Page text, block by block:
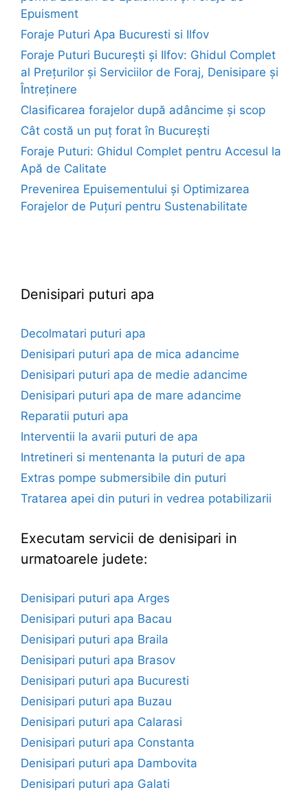
Epuisment
Foraje Puturi Apa Bucuresti si Ilfov
Foraje Puturi București și Ilfov: Ghidul Complet
al Prețurilor și Serviciilor de Foraj, Denisipare și
Întreținere
Clasificarea forajelor după adâncime și scop
Cât costă un puț forat în București
Foraje Puturi: Ghidul Complet pentru Accesul la
Apă de Calitate
Prevenirea Epuisementului și Optimizarea
Forajelor de Puțuri pentru Sustenabilitate
Denisipari puturi apa
Decolmatari puturi apa
Denisipari puturi apa de mica adancime
Denisipari puturi apa de medie adancime
Denisipari puturi apa de mare adancime
Reparatii puturi apa
Interventii la avarii puturi de apa
Intretineri si mentenanta la puturi de apa
Extras pompe submersibile din puturi
Tratarea apei din puturi in vedrea potabilizarii
Executam servicii de denisipari in
urmatoarele judete:
Denisipari puturi apa Arges
Denisipari puturi apa Bacau
Denisipari puturi apa Braila
Denisipari puturi apa Brasov
Denisipari puturi apa Bucuresti
Denisipari puturi apa Buzau
Denisipari puturi apa Calarasi
Denisipari puturi apa Constanta
Denisipari puturi apa Dambovita
Denisipari puturi apa Galati